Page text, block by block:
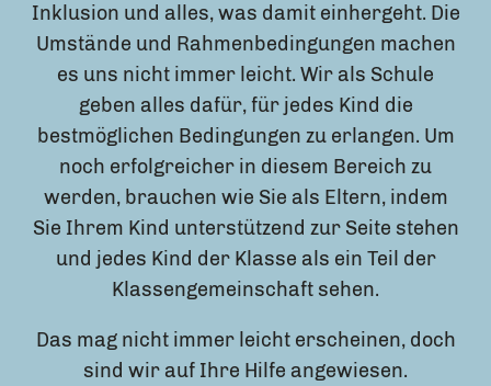
Inklusion und alles, was damit einhergeht. Die
Umstände und Rahmenbedingungen machen
es uns nicht immer leicht. Wir als Schule
geben alles dafür, für jedes Kind die
bestmöglichen Bedingungen zu erlangen. Um
noch erfolgreicher in diesem Bereich zu
werden, brauchen wie Sie als Eltern, indem
Sie Ihrem Kind unterstützend zur Seite stehen
und jedes Kind der Klasse als ein Teil der
Klassengemeinschaft sehen.
Das mag nicht immer leicht erscheinen, doch
sind wir auf Ihre Hilfe angewiesen.